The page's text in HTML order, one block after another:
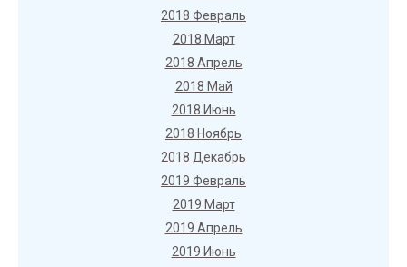
2018 Февраль
2018 Март
2018 Апрель
2018 Май
2018 Июнь
2018 Ноябрь
2018 Декабрь
2019 Февраль
2019 Март
2019 Апрель
2019 Июнь